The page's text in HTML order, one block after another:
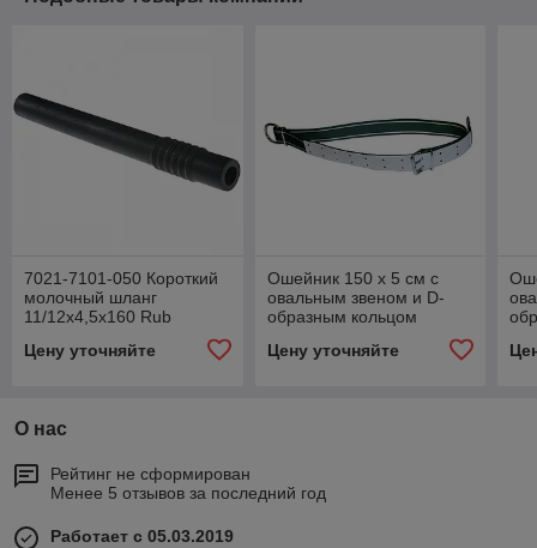
7021-7101-050 Короткий
молочный шланг
11/12x4,5x160 Rub
Цену уточняйте
Ошейник 150 x 5 см с
овальным звеном и D-
образным кольцом
Цену уточняйте
О нас
Рейтинг не сформирован
Менее 5 отзывов за последний год
Работает с 05.03.2019